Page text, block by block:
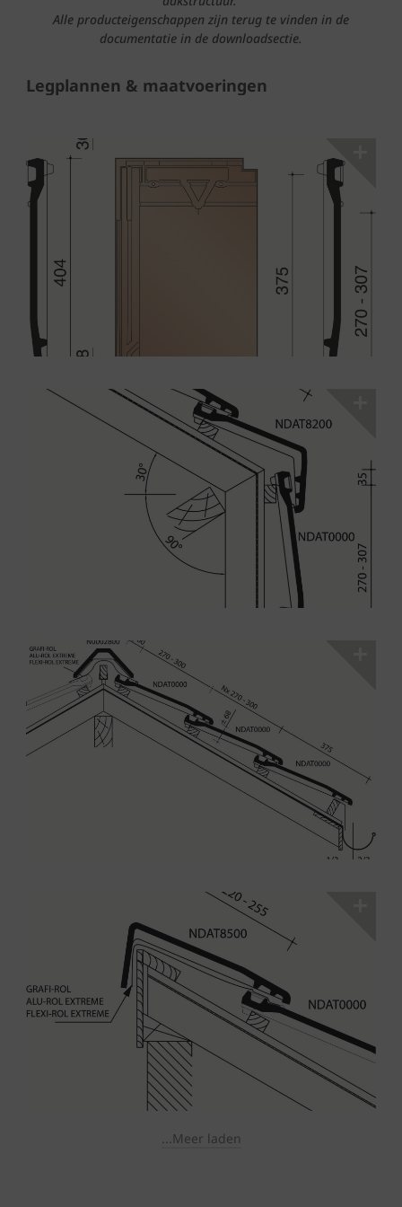
Alle producteigenschappen zijn terug te vinden in de
documentatie in de downloadsectie.
Legplannen & maatvoeringen
...Meer laden